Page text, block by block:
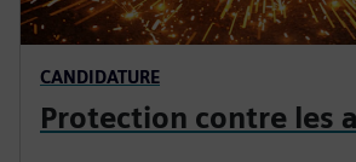
CANDIDATURE
Protection contre les